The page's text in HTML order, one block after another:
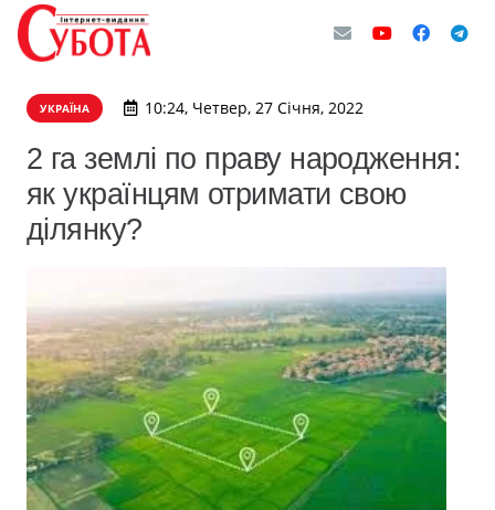
УКРАЇНА 10:24, Четвер, 27 Січня, 2022
2 га землі по праву народження:
як українцям отримати свою
ділянку?